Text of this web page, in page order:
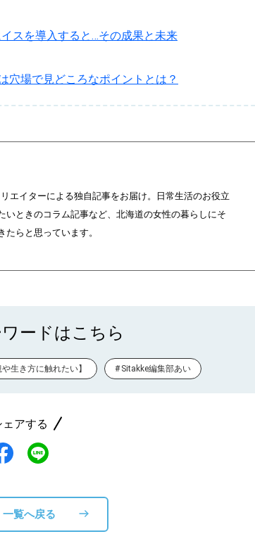
【まったり楽し
【道央のお気に
【道東のお気に
スを導入すると…その成果と未来
穴場で見どころなポイントとは？
エイターによる独自記事をお届け。日常生活のお役立
いときのコラム記事など、北海道の女性の暮らしにそ
たらと思っています。
ードはこちら
生き方に触れたい】 Sitakke編集部あい
アする
一覧へ戻る